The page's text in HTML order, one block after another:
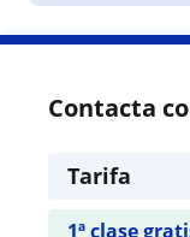
Contacta
Tarifa
1ª clase